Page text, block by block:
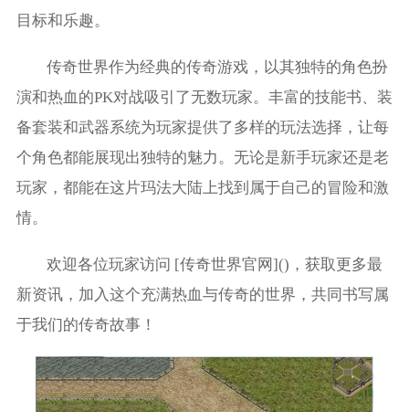
目标和乐趣。
传奇世界作为经典的传奇游戏，以其独特的角色扮
演和热血的PK对战吸引了无数玩家。丰富的技能书、装
备套装和武器系统为玩家提供了多样的玩法选择，让每
个角色都能展现出独特的魅力。无论是新手玩家还是老
玩家，都能在这片玛法大陆上找到属于自己的冒险和激
情。
欢迎各位玩家访问 [传奇世界官网]()，获取更多最
新资讯，加入这个充满热血与传奇的世界，共同书写属
于我们的传奇故事！